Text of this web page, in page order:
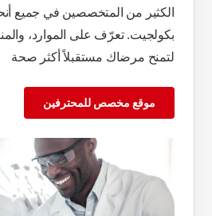
الكثير من المتخصصين في جميع
بكولجيت. تعرّف على الموارد،
لتمنح مرضاك مستقبلاً أكثر صحة
موقع مخصص للمحترفين